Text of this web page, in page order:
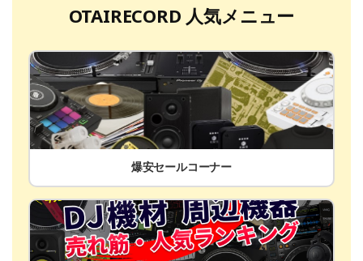
OTAIRECORD 人気メニュー
爆安セールコーナー